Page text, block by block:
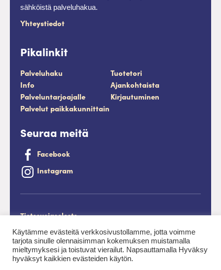
sähköistä palveluhakua.
Yhteystiedot
Pikalinkit
Palveluhaku
Tuotetori
Info
Ajankohtaista
Palveluntarjoajalle
Kirjautuminen
Palvelut paikkakunnittain
Seuraa meitä
Facebook
Instagram
Tietosuojaseloste
Saavutettavuusseloste
Evästeet
Palveluntuottajan kirjautuminen.
Käytämme evästeitä verkkosivustollamme, jotta voimme
tarjota sinulle olennaisimman kokemuksen muistamalla
mieltymyksesi ja toistuvat vierailut. Napsauttamalla Hyväksy
hyväksyt kaikkien evästeiden käytön.